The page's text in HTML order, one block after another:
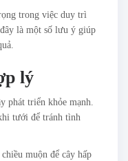
trong việc duy trì
là một số lưu ý giúp
lý
phát triển khỏe mạnh.
tưới để tránh tình
muộn để cây hấp